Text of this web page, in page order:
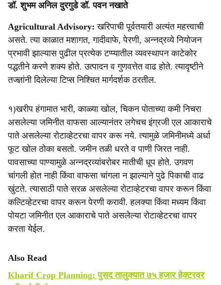
r
e
डॉ. शुभम अनिल दुरगुडे डॉ. पवन नखाते
Agricultural Advisory: खरिपाची पूर्वतयारी अत्यंत महत्त्वाची
असते. त्या काळात मशागत, गादीवाफे, पेरणी, अन्नद्रव्ये नियोजन
प्रभावी झाल्यास पुढील प्रत्येक टप्प्यातील व्यवस्थापन काटेकोर
पद्धतीने करणे शक्य होते. उत्पादन व गुणवत्तेत वाढ होते. त्यादृष्टीने
तज्ज्ञांनी दिलेल्या टिप्स निश्‍चित मार्गदर्शक ठरतील.
१)खरीप हंगामात भारी, काळ्या खोल, चिकन पोताच्या कमी निचरा
असलेल्या जमिनीत वाफसा आल्यानंतर लगेचच इंग्रजी एल आकाराचे
पाते असलेल्या रोटाव्हेटरचा वापर करू नये. त्यामुळे जमिनीमध्ये अर्धा
फूट खोल ठोका बसतो. जमीन तळी धरते व पाणी जिरत नाही.
पावसाच्या पाण्यामुळे अन्नद्रव्यांबरोबर मातीची धूप होते. उगवण
चांगली होत नाही किंवा वाफसा चांगला न झाल्याने पुढे पिकाची वाढ
खुंटते. त्यासाठी पाते सरळ असलेल्या रोटाव्हेटरचा वापर करून किंवा
कल्टिव्हेटरचा वापर करून पेरणी करावी. हलक्या किंवा मध्यम किंवा
पोयटा जमिनीत एल आकाराचे पाते असलेल्या रोटाव्हेटरचा वापर
करता येईल.
Also Read
Kharif Crop Planning: पुसद तालुक्यात ७५ हजार हेक्टरवर